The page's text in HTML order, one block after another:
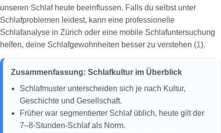
unseren Schlaf heute beeinflussen. Falls du selbst unter
Schlafproblemen leidest, kann eine professionelle
Schlafanalyse in Zürich oder eine mobile Schlafuntersuchung
helfen, deine Schlafgewohnheiten besser zu verstehen (1).
Zusammenfassung: Schlafkultur im Überblick
Schlafmuster unterscheiden sich je nach Kultur,
Geschichte und Gesellschaft.
Früher war segmentierter Schlaf üblich, heute gilt der
7–8-Stunden-Schlaf als Norm.